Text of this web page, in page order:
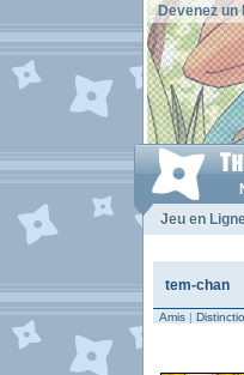
Devenez un
Jeu en
tem-chan
Amis |